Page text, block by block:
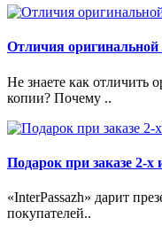
Отличия
Не знаете как отличить
копии? Почему ..
Подарок при заказе 2-х
«InterPassazh» дарит
покупателей..